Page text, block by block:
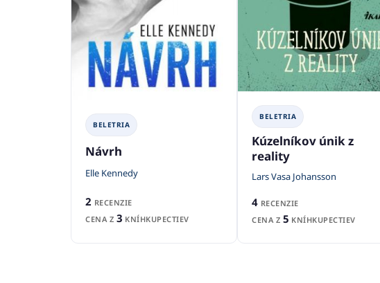
BELETRIA
Návrh
Elle Kennedy
2 RECENZIE
CENA Z 3 KNÍHKUPECTIEV
BELETRIA
Kúzelníkov únik z
reality
Lars Vasa Johansson
4 RECENZIE
CENA Z 5 KNÍHKUPECTIEV